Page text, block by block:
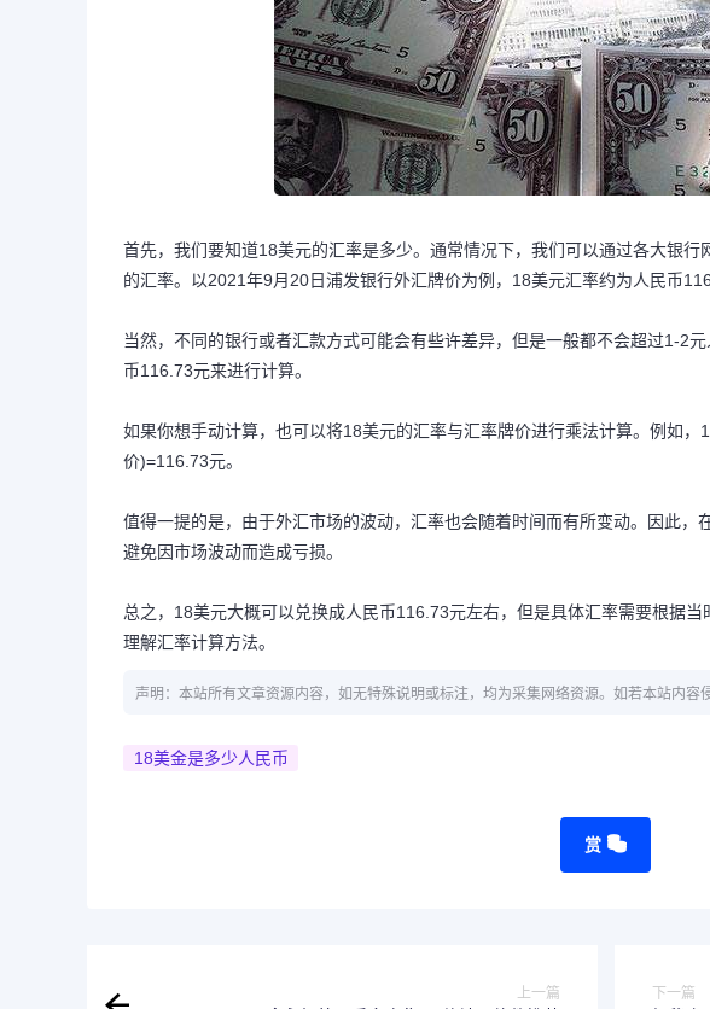
首先，我们要知道18美元的汇率是多少。通常情况下，我们可以通过各大银
的汇率。以2021年9月20日浦发银行外汇牌价为例，18美元汇率约为人民币
当然，不同的银行或者汇款方式可能会有些许差异，但是一般都不会超过1-2
币116.73元来进行计算。
如果你想手动计算，也可以将18美元的汇率与汇率牌价进行乘法计算。例如
价)=116.73元。
值得一提的是，由于外汇市场的波动，汇率也会随着时间而有所变动。因此，
避免因市场波动而造成亏损。
总之，18美元大概可以兑换成人民币116.73元左右，但是具体汇率需要根据
理解汇率计算方法。
声明：本站所有文章资源内容，如无特殊说明或标注，均为采集网络资源。如若本站内容
18美金是多少人民币
赏
上一篇 下一篇